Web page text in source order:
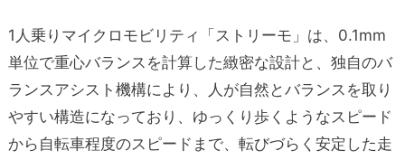
1人乗りマイクロモビリティ「ストリーモ」は、0.1mm
単位で重心バランスを計算した緻密な設計と、独自のバ
ランスアシスト機構により、人が自然とバランスを取り
やすい構造になっており、ゆっくり歩くようなスピード
から自転車程度のスピードまで、転びづらく安定した走